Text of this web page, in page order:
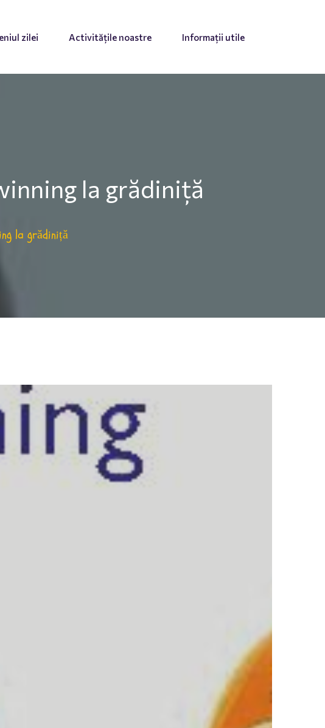
zilei Activitățile noastre Informații utile
la grădiniță
la grădiniță